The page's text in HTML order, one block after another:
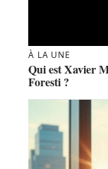
À LA UNE
Qui est Xavier
Foresti ?